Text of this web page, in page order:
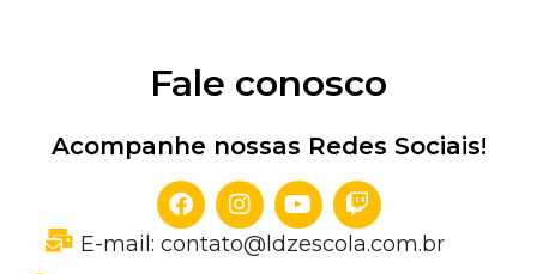
Fale conosco
Acompanhe nossas Redes Sociais!
E-mail: contato@ldzescola.com.br